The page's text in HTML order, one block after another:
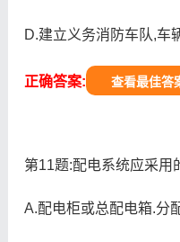
D.建立义务消防车队,车
正确答案: 查看最佳答
第11题:配电系统应采用
A.配电柜或总配电箱.分